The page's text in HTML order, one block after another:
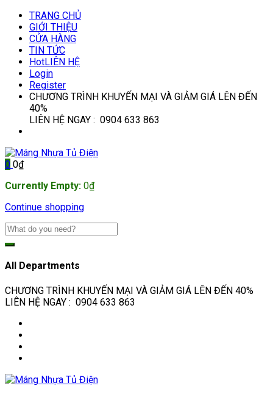
TRANG CHỦ
GIỚI THIỆU
CỬA HÀNG
TIN TỨC
HotLIÊN HỆ
Login
Register
CHƯƠNG TRÌNH KHUYẾN MẠI VÀ GIẢM GIÁ LÊN ĐẾN
40%
LIÊN HỆ NGAY : 0904 633 863
0 0₫
Currently Empty: 0₫
Continue shopping
All Departments
CHƯƠNG TRÌNH KHUYẾN MẠI VÀ GIẢM GIÁ LÊN ĐẾN 40%
LIÊN HỆ NGAY : 0904 633 863